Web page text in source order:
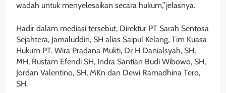
wadah untuk menyelesaikan secara hukum,”jelasnya.
Hadir dalam mediasi tersebut, Direktur PT Sarah Sentosa
Sejahtera, Jamaluddin, SH alias Saipul Kelang, Tim Kuasa
Hukum PT. Wira Pradana Mukti, Dr H Danialsyah, SH,
MH, Rustam Efendi SH, Indra Santian Budi Wibowo, SH,
Jordan Valentino, SH, MKn dan Dewi Ramadhina Tero,
SH.